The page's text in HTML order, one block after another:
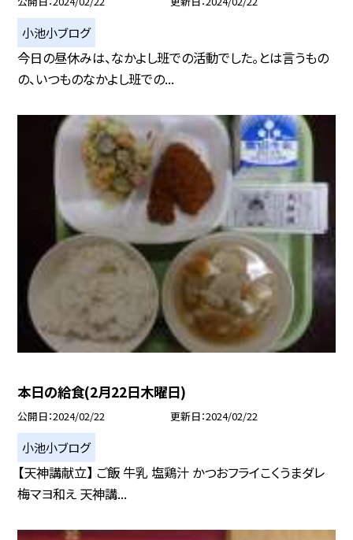
小池小ブログ
今日の昼休みは、なかよし班での活動でした。とは言うもの
の、いつものなかよし班での...
本日の給食(2月22日木曜日)
公開日 2024/02/22 更新日 2024/02/22
小池小ブログ
【天神講献立】 ご飯 牛乳 塩鶏汁 かつおフライこくうまダレ
梅マヨ和え 天神講...